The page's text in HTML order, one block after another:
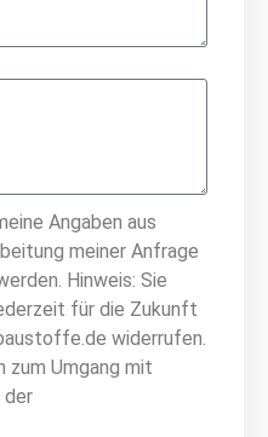
Angaben aus
meiner Anfrage
Hinweis: Sie
für die Zukunft
widerrufen.
Umgang mit
der